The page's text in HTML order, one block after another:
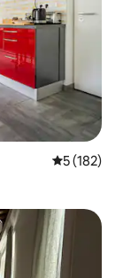
Průměrné
5 (182)